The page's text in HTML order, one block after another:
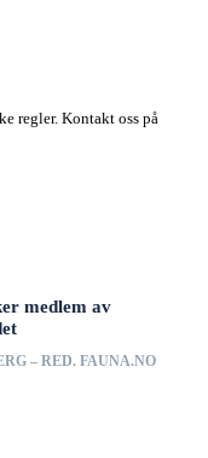
regler. Kontakt oss på
medlem av
– RED. FAUNA.NO